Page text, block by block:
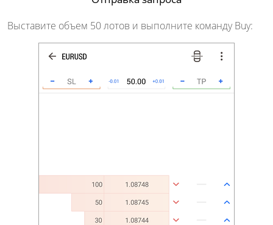
Выставите объем 50 лотов и выполните команду Buy: